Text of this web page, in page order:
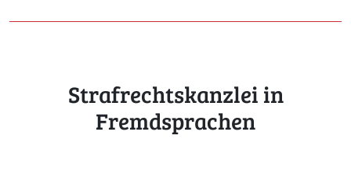
Strafrechtskanzlei in
Fremdsprachen